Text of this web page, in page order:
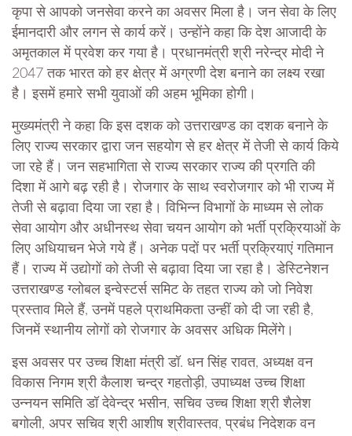
कृपा से आपको जनसेवा करने का अवसर मिला है। जन सेवा के लिए
ईमानदारी और लगन से कार्य करें। उन्होंने कहा कि देश आजादी के
अमृतकाल में प्रवेश कर गया है। प्रधानमंत्री श्री नरेन्द्र मोदी ने
2047 तक भारत को हर क्षेत्र में अग्रणी देश बनाने का लक्ष्य रखा
है। इसमें हमारे सभी युवाओं की अहम भूमिका होगी।
मुख्यमंत्री ने कहा कि इस दशक को उत्तराखण्ड का दशक बनाने के
लिए राज्य सरकार द्वारा जन सहयोग से हर क्षेत्र में तेजी से कार्य किये
जा रहे हैं। जन सहभागिता से राज्य सरकार राज्य की प्रगति की
दिशा में आगे बढ़ रही है। रोजगार के साथ स्वरोजगार को भी राज्य में
तेजी से बढ़ावा दिया जा रहा है। विभिन्न विभागों के माध्यम से लोक
सेवा आयोग और अधीनस्थ सेवा चयन आयोग को भर्ती प्रक्रियाओं के
लिए अधियाचन भेजे गये हैं। अनेक पदों पर भर्ती प्रक्रियाएं गतिमान
हैं। राज्य में उद्योगों को तेजी से बढ़ावा दिया जा रहा है। डेस्टिनेशन
उत्तराखण्ड ग्लोबल इन्वेस्टर्स समिट के तहत राज्य को जो निवेश
प्रस्ताव मिले हैं, उनमें पहले प्राथमिकता उन्हीं को दी जा रही है,
जिनमें स्थानीय लोगों को रोजगार के अवसर अधिक मिलेंगे।
इस अवसर पर उच्च शिक्षा मंत्री डॉ. धन सिंह रावत, अध्यक्ष वन
विकास निगम श्री कैलाश चन्द्र गहतोड़ी, उपाध्यक्ष उच्च शिक्षा
उन्नयन समिति डॉ देवेन्द्र भसीन, सचिव उच्च शिक्षा श्री शैलेश
बगोली, अपर सचिव श्री आशीष श्रीवास्तव, प्रबंध निदेशक वन